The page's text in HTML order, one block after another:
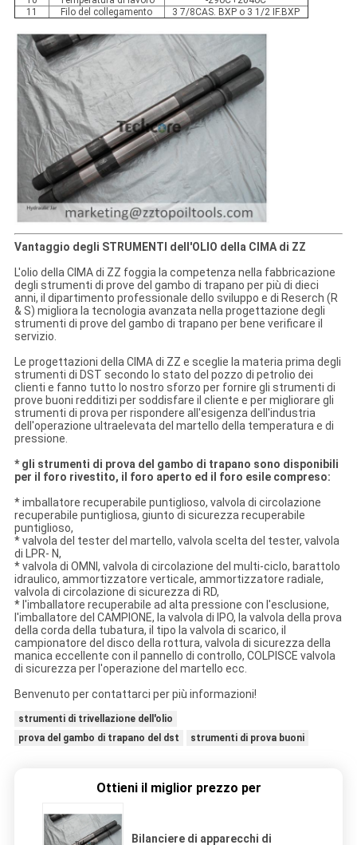
11
Filo del collegamento 3 7/8CAS. BXP o 3 1/2 IF.BXP
Vantaggio degli STRUMENTI dell'OLIO della CIMA di ZZ
L'olio della CIMA di ZZ foggia la competenza nella fabbricazione
degli strumenti di prove del gambo di trapano per più di dieci
anni, il dipartimento professionale dello sviluppo e di Reserch (R
& S) migliora la tecnologia avanzata nella progettazione degli
strumenti di prove del gambo di trapano per bene verificare il
servizio.
Le progettazioni della CIMA di ZZ e sceglie la materia prima degli
strumenti di DST secondo lo stato del pozzo di petrolio dei
clienti e fanno tutto lo nostro sforzo per fornire gli strumenti di
prove buoni redditizi per soddisfare il cliente e per migliorare gli
strumenti di prova per rispondere all'esigenza dell'industria
dell'operazione ultraelevata del martello della temperatura e di
pressione.
* gli strumenti di prova del gambo di trapano sono disponibili
per il foro rivestito, il foro aperto ed il foro esile compreso:
* imballatore recuperabile puntiglioso, valvola di circolazione
recuperabile puntigliosa, giunto di sicurezza recuperabile
puntiglioso,
* valvola del tester del martello, valvola scelta del tester, valvola
di LPR- N,
* valvola di OMNI, valvola di circolazione del multi-ciclo, barattolo
idraulico, ammortizzatore verticale, ammortizzatore radiale,
valvola di circolazione di sicurezza di RD,
* l'imballatore recuperabile ad alta pressione con l'esclusione,
l'imballatore del CAMPIONE, la valvola di IPO, la valvola della prova
della corda della tubatura, il tipo la valvola di scarico, il
campionatore del disco della rottura, valvola di sicurezza della
manica eccellente con il pannello di controllo, COLPISCE valvola
di sicurezza per l'operazione del martello ecc.
Benvenuto per contattarci per più informazioni!
strumenti di trivellazione dell'olio
prova del gambo di trapano del dst
strumenti di prova buoni
Ottieni il miglior prezzo per
Bilanciere di apparecchi di